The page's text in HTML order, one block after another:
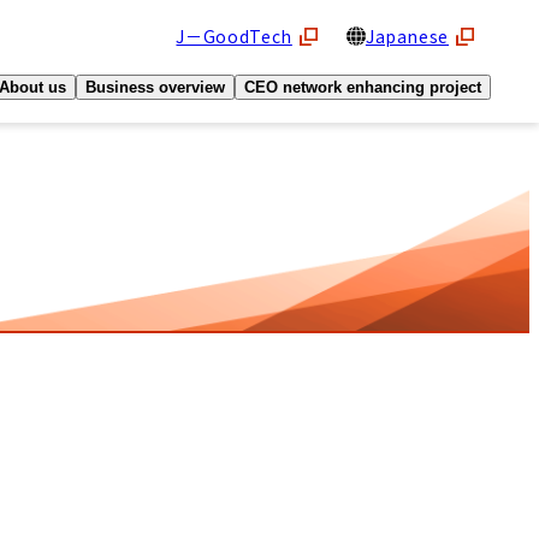
About us Business overview CEO network enhancing project
J－GoodTech Japanese